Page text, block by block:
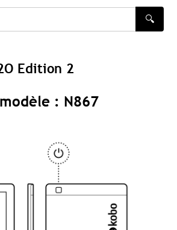
🔍
Edition 2
: N867